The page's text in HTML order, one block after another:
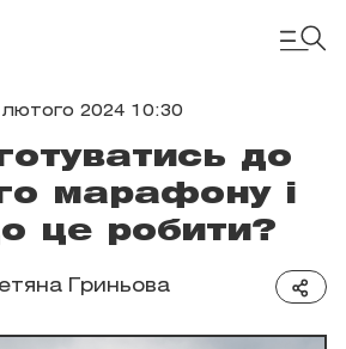
2024 10:30
до
марафону і
це робити?
Гриньова